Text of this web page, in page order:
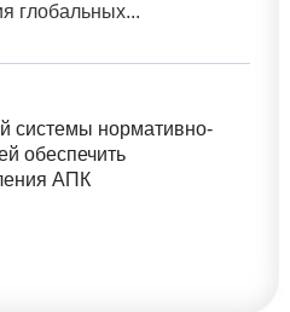
глобальных...
системы нормативно-
обеспечить
АПК